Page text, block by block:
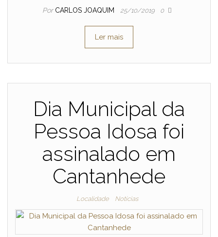
Por CARLOS JOAQUIM 25/10/2019 0
Ler mais
Dia Municipal da
Pessoa Idosa foi
assinalado em
Cantanhede
Localidade Notícias